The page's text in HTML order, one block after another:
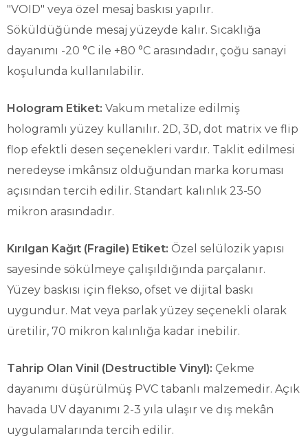
"VOID" veya özel mesaj baskısı yapılır.
Söküldüğünde mesaj yüzeyde kalır. Sıcaklığa
dayanımı -20 °C ile +80 °C arasındadır, çoğu sanayi
koşulunda kullanılabilir.
Hologram Etiket: Vakum metalize edilmiş
hologramlı yüzey kullanılır. 2D, 3D, dot matrix ve flip
flop efektli desen seçenekleri vardır. Taklit edilmesi
neredeyse imkânsız olduğundan marka koruması
açısından tercih edilir. Standart kalınlık 23-50
mikron arasındadır.
Kırılgan Kağıt (Fragile) Etiket: Özel selülozik yapısı
sayesinde sökülmeye çalışıldığında parçalanır.
Yüzey baskısı için flekso, ofset ve dijital baskı
uygundur. Mat veya parlak yüzey seçenekli olarak
üretilir, 70 mikron kalınlığa kadar inebilir.
Tahrip Olan Vinil (Destructible Vinyl): Çekme
dayanımı düşürülmüş PVC tabanlı malzemedir. Açık
havada UV dayanımı 2-3 yıla ulaşır ve dış mekân
uygulamalarında tercih edilir.